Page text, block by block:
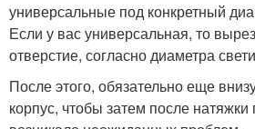
универсальные под конкретный
Если у вас универсальная, то
отверстие, согласно диаметра
После этого, обязательно еще
корпус, чтобы затем после натяжки